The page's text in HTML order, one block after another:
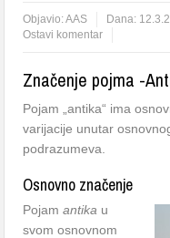
Objavio:AAS Dana:
Ostavi komentar
Značenje pojma -
Pojam „antika“ ima
varijacije unutar
podrazumeva.
Osnovno značenje
Pojamantika u
svom osnovnom